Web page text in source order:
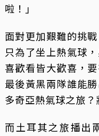
啦！」
面對更加艱難的挑
只為了坐上熱氣球
喜歡看皆大歡喜，
最後黃黑兩隊誰能
多奇亞熱氣球之旅？
而土耳其之旅播出